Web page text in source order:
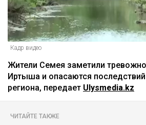
Кадр видео
Жители Семея заметили
Иртыша и опасаются
региона, передает Ulysmedia.kz
ЧИТАЙТЕ ТАКЖЕ